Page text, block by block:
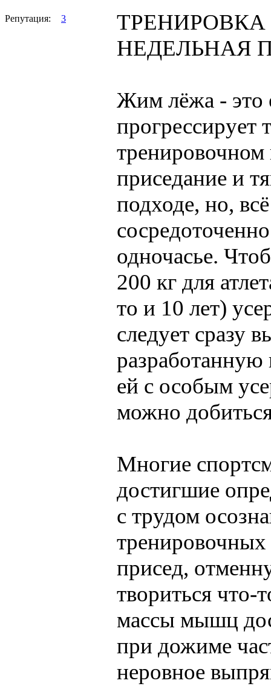
Репутация: 3
НЕДЕЛЬНАЯ
Жим лёжа - это
прогрессирует
тренировочном
приседание и
подходе, но,
одночасье.
200 кг для
то и 10 лет)
следует сразу
разработанную
ей с особым
можно
Многие
достигшие
с трудом
присед,
твориться что-
массы мышц
при дожиме
неровное